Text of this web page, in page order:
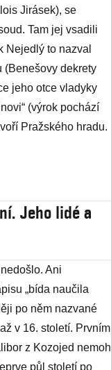
Jirásek), se
Tam jej vsadili
Nejedlý to nazval
(Benešovy dekrety
jeho otce vladyky
(výrok pochází
Pražského hradu.
Jeho lidé a
Ani
„bída naučila
po něm nazvané
v 16. století. Prvním
z Kozojed nemohl
půl století po